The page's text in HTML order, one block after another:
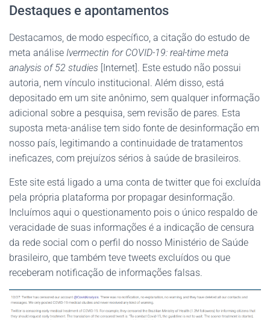
Destaques e apontamentos
Destacamos, de modo específico, a citação do estudo de
meta análise Ivermectin for COVID-19: real-time meta
analysis of 52 studies [Internet]. Este estudo não possui
autoria, nem vínculo institucional. Além disso, está
depositado em um site anônimo, sem qualquer informação
adicional sobre a pesquisa, sem revisão de pares. Esta
suposta meta-análise tem sido fonte de desinformação em
nosso país, legitimando a continuidade de tratamentos
ineficazes, com prejuízos sérios à saúde de brasileiros.
Este site está ligado a uma conta de twitter que foi excluída
pela própria plataforma por propagar desinformação.
Incluímos aqui o questionamento pois o único respaldo de
veracidade de suas informações é a indicação de censura
da rede social com o perfil do nosso Ministério de Saúde
brasileiro, que também teve tweets excluídos ou que
receberam notificação de informações falsas.